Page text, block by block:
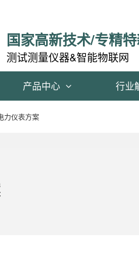
国家高新技术/专精
测试测量仪器&智能物联网
产品中心 行业
力仪表方案